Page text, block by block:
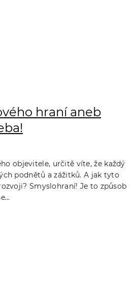
hraní aneb
objevitele, určitě víte, že každý
podnětů a zážitků. A jak tyto
Smyslohraní! Je to způsob